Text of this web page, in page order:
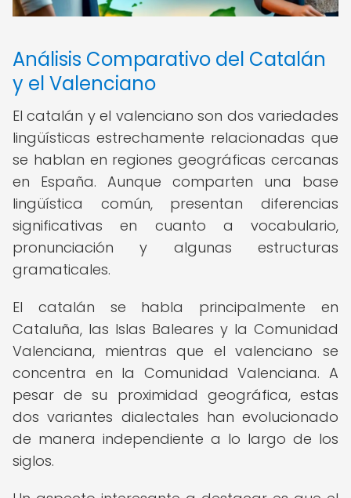
Análisis Comparativo del Catalán
y el Valenciano
El catalán y el valenciano son dos variedades
lingüísticas estrechamente relacionadas que
se hablan en regiones geográficas cercanas
en España. Aunque comparten una base
lingüística común, presentan diferencias
significativas en cuanto a vocabulario,
pronunciación y algunas estructuras
gramaticales.
El catalán se habla principalmente en
Cataluña, las Islas Baleares y la Comunidad
Valenciana, mientras que el valenciano se
concentra en la Comunidad Valenciana. A
pesar de su proximidad geográfica, estas
dos variantes dialectales han evolucionado
de manera independiente a lo largo de los
siglos.